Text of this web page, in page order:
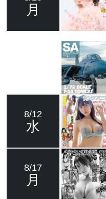
月
8/12
水
8/17
月